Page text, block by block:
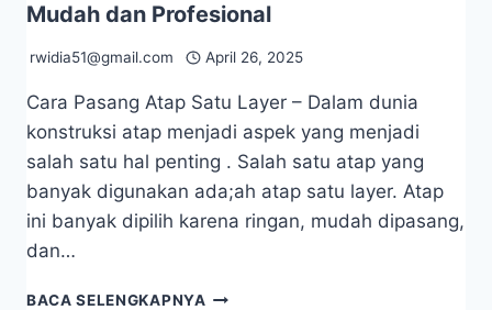
Mudah dan Profesional
rwidia51@gmail.com April 26, 2025
Cara Pasang Atap Satu Layer – Dalam dunia
konstruksi atap menjadi aspek yang menjadi
salah satu hal penting . Salah satu atap yang
banyak digunakan ada;ah atap satu layer. Atap
ini banyak dipilih karena ringan, mudah dipasang,
dan…
BACA SELENGKAPNYA